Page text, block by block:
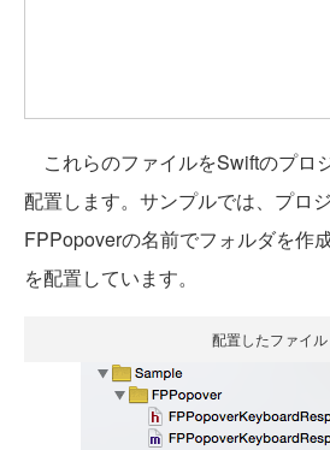
これらのファイルをSwiftのプロ
配置します。サンプルでは、プロ
FPPopoverの名前でフォルダを作
を配置しています。
配置したファイル